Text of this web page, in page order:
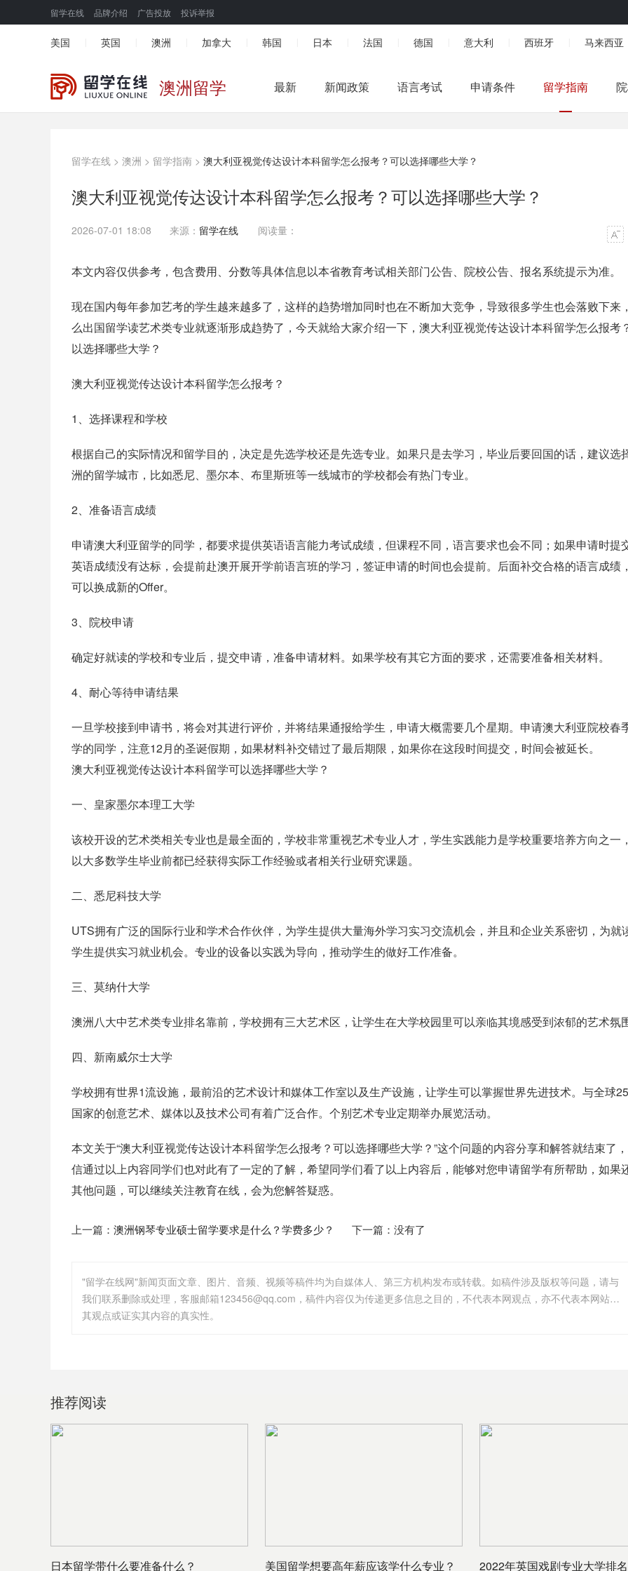
留学在线 品牌介绍 广告投放 投诉举报
美国 英国 澳洲 加拿大 韩国 日本 法国 德国 意大利 西班牙 马来西亚
澳洲留学 最新 新闻政策 语言考试 申请条件 留学指南
留学在线 > 澳洲 > 留学指南 > 澳大利亚视觉传达设计本科留学怎么报考？可以选择哪些大学？
澳大利亚视觉传达设计本科留学怎么报考？可以选择哪些大学？
2026-07-01 18:08 来源： 留学在线 阅读量：
本文内容仅供参考，包含费用、分数等具体信息以本省教育考试相关部门公告、院校公告、报名系统提示为准。
现在国内每年参加艺考的学生越来越多了，这样的趋势增加同时也在不断加大竞争，导致很多学生也会落败下来
么出国留学读艺术类专业就逐渐形成趋势了，今天就给大家介绍一下，澳大利亚视觉传达设计本科留学怎么报考
以选择哪些大学？
澳大利亚视觉传达设计本科留学怎么报考？
1、选择课程和学校
根据自己的实际情况和留学目的，决定是先选学校还是先选专业。如果只是去学习，毕业后要回国的话，建议选
洲的留学城市，比如悉尼、墨尔本、布里斯班等一线城市的学校都会有热门专业。
2、准备语言成绩
申请澳大利亚留学的同学，都要求提供英语语言能力考试成绩，但课程不同，语言要求也会不同；如果申请时提
英语成绩没有达标，会提前赴澳开展开学前语言班的学习，签证申请的时间也会提前。后面补交合格的语言成绩
可以换成新的Offer。
3、院校申请
确定好就读的学校和专业后，提交申请，准备申请材料。如果学校有其它方面的要求，还需要准备相关材料。
4、耐心等待申请结果
一旦学校接到申请书，将会对其进行评价，并将结果通报给学生，申请大概需要几个星期。申请澳大利亚院校春
学的同学，注意12月的圣诞假期，如果材料补交错过了最后期限，如果你在这段时间提交，时间会被延长。
澳大利亚视觉传达设计本科留学可以选择哪些大学？
一、皇家墨尔本理工大学
该校开设的艺术类相关专业也是最全面的，学校非常重视艺术专业人才，学生实践能力是学校重要培养方向之一
以大多数学生毕业前都已经获得实际工作经验或者相关行业研究课题。
二、悉尼科技大学
UTS拥有广泛的国际行业和学术合作伙伴，为学生提供大量海外学习实习交流机会，并且和企业关系密切，为就
学生提供实习就业机会。专业的设备以实践为导向，推动学生的做好工作准备。
三、莫纳什大学
澳洲八大中艺术类专业排名靠前，学校拥有三大艺术区，让学生在大学校园里可以亲临其境感受到浓郁的艺术氛围
四、新南威尔士大学
学校拥有世界1流设施，最前沿的艺术设计和媒体工作室以及生产设施，让学生可以掌握世界先进技术。与全球
国家的创意艺术、媒体以及技术公司有着广泛合作。个别艺术专业定期举办展览活动。
本文关于“澳大利亚视觉传达设计本科留学怎么报考？可以选择哪些大学？”这个问题的内容分享和解答就结束了
信通过以上内容同学们也对此有了一定的了解，希望同学们看了以上内容后，能够对您申请留学有所帮助，如果
其他问题，可以继续关注教育在线，会为您解答疑惑。
上一篇： 澳洲钢琴专业硕士留学要求是什么？学费多少？ 下一篇：没有了
"留学在线网"新闻页面文章、图片、音频、视频等稿件均为自媒体人、第三方机构发布或转载。如稿件涉及版权等问题，请与
我们联系删除或处理，客服邮箱123456@qq.com，稿件内容仅为传递更多信息之目的，不代表本网观点，亦不代表本网站赞同
其观点或证实其内容的真实性。
推荐阅读
日本留学带什么要准备什么？ 美国留学想要高年薪应该学什么专业？ 2022年英国戏剧专业大学排名